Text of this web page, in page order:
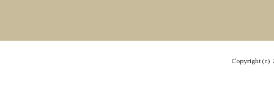
Copyright(c)